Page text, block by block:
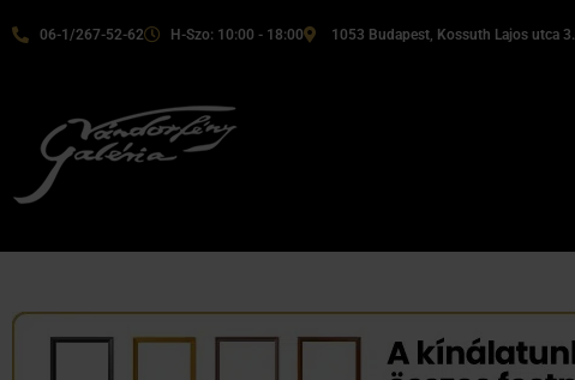
06-1/267-52-62 H-Szo: 10:00 - 18:00 1053 Budapest, Kossuth Lajos utca 3.